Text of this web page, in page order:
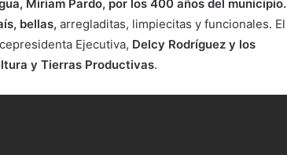
Miriam Pardo, por los 400 años del municipio.
bellas, arregladitas, limpiecitas y funcionales. El
Ejecutiva, Delcy Rodríguez y los
y Tierras Productivas.